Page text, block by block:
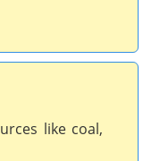
like coal,